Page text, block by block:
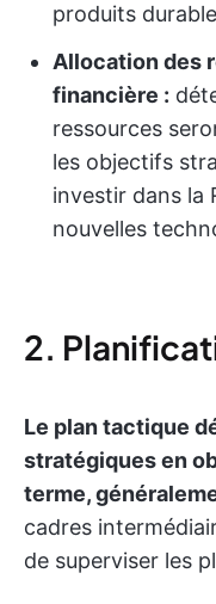
produits
Allocation des
financière :
ressources
les objectifs
investir dans la
nouvelles
2.
Le plan tactique
stratégiques en
terme,
cadres
de superviser les